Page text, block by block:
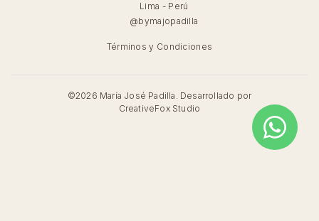
Lima - Perú
@bymajopadilla
©2026 María José Padilla. Desarrollado por
CreativeFox Studio
Términos y Condiciones